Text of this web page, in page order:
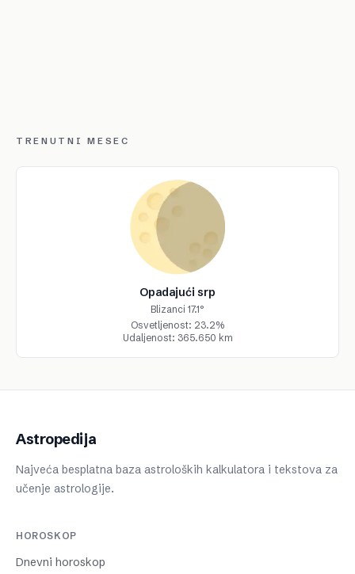
TRENUTNI MESEC
Opadajući srp
Blizanci 17.1°
Osvetljenost: 23.2%
Udaljenost: 365.650 km
Astropedija
Najveća besplatna baza astroloških kalkulatora i tekstova za
učenje astrologije.
HOROSKOP
Dnevni horoskop